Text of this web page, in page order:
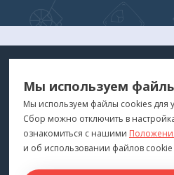
ДЛЯ ВАС
"Медтехника для Вас"©2026
ПОКУПАТЕЛЯМ
Каталог
Бренды
Мы используем
Мы используем файлы cookies для
Сбор можно отключить в
ознакомиться с нашими
и об использовании файлов cookie